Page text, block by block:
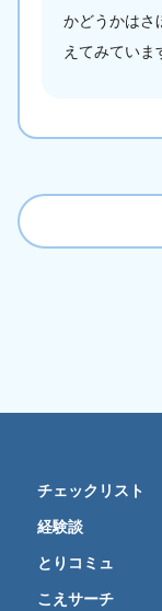
かどうかはさ
えてみていま
チェックリスト
経験談
とりコミュ
こえサーチ